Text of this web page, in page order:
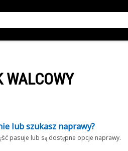
WALCOWY
lub szukasz naprawy?
pasuje lub są dostępne opcje naprawy.